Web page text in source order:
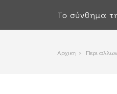
Το σύνθημα
Αρχικη > Περι